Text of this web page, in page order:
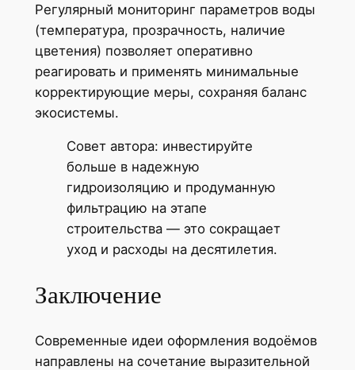
Регулярный мониторинг параметров воды
(температура, прозрачность, наличие
цветения) позволяет оперативно
реагировать и применять минимальные
корректирующие меры, сохраняя баланс
экосистемы.
Совет автора: инвестируйте
больше в надежную
гидроизоляцию и продуманную
фильтрацию на этапе
строительства — это сокращает
уход и расходы на десятилетия.
Заключение
Современные идеи оформления водоёмов
направлены на сочетание выразительной